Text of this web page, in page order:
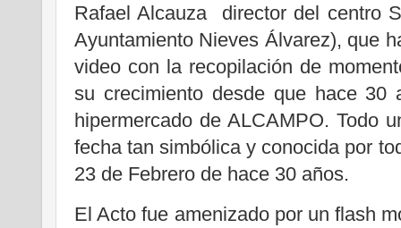
Rafael Alcauza director del centro
Ayuntamiento Nieves Álvarez), que
video con la recopilación de
su crecimiento desde que hace 30
hipermercado de ALCAMPO. Todo
fecha tan simbólica y conocida por
23 de Febrero de hace 30 años.
El Acto fue amenizado por un flash